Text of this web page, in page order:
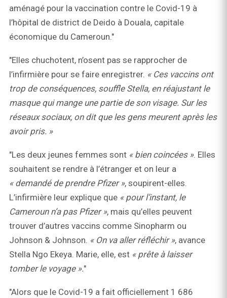
aménagé pour la vaccination contre le Covid-19 à
l’hôpital de district de Deido à Douala, capitale
économique du Cameroun."
"Elles chuchotent, n’osent pas se rapprocher de
l’infirmière pour se faire enregistrer. « Ces vaccins ont
trop de conséquences, souffle Stella, en réajustant le
masque qui mange une partie de son visage. Sur les
réseaux sociaux, on dit que les gens meurent après les
avoir pris. »
"Les deux jeunes femmes sont « bien coincées ». Elles
souhaitent se rendre à l’étranger et on leur a
« demandé de prendre Pfizer », soupirent-elles.
L’infirmière leur explique que « pour l’instant, le
Cameroun n’a pas Pfizer », mais qu’elles peuvent
trouver d’autres vaccins comme Sinopharm ou
Johnson & Johnson. « On va aller réfléchir », avance
Stella Ngo Ekeya. Marie, elle, est « prête à laisser
tomber le voyage »."
"Alors que le Covid-19 a fait officiellement 1 686